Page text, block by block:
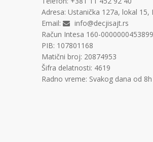
Adresa: Ustanička 127a, lokal 15,
Email:
info@decjisajt.rs
Račun Intesa 160-
PIB: 107801168
Matični broj: 20874953
Šifra delatnosti: 4619
Radno vreme: Svakog dana od